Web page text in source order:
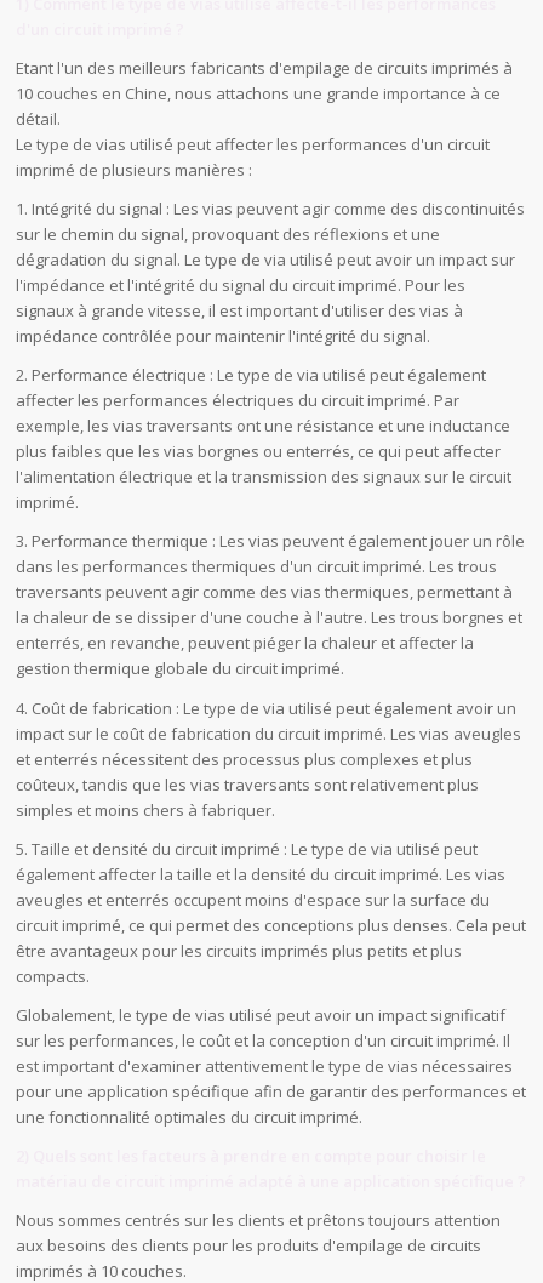
Etant l'un des meilleurs fabricants d'empilage de circuits imprimés à
10 couches en Chine, nous attachons une grande importance à ce
détail.
Le type de vias utilisé peut affecter les performances d'un circuit
imprimé de plusieurs manières :
1. Intégrité du signal : Les vias peuvent agir comme des discontinuités
sur le chemin du signal, provoquant des réflexions et une
dégradation du signal. Le type de via utilisé peut avoir un impact sur
l'impédance et l'intégrité du signal du circuit imprimé. Pour les
signaux à grande vitesse, il est important d'utiliser des vias à
impédance contrôlée pour maintenir l'intégrité du signal.
2. Performance électrique : Le type de via utilisé peut également
affecter les performances électriques du circuit imprimé. Par
exemple, les vias traversants ont une résistance et une inductance
plus faibles que les vias borgnes ou enterrés, ce qui peut affecter
l'alimentation électrique et la transmission des signaux sur le circuit
imprimé.
3. Performance thermique : Les vias peuvent également jouer un rôle
dans les performances thermiques d'un circuit imprimé. Les trous
traversants peuvent agir comme des vias thermiques, permettant à
la chaleur de se dissiper d'une couche à l'autre. Les trous borgnes et
enterrés, en revanche, peuvent piéger la chaleur et affecter la
gestion thermique globale du circuit imprimé.
4. Coût de fabrication : Le type de via utilisé peut également avoir un
impact sur le coût de fabrication du circuit imprimé. Les vias aveugles
et enterrés nécessitent des processus plus complexes et plus
coûteux, tandis que les vias traversants sont relativement plus
simples et moins chers à fabriquer.
5. Taille et densité du circuit imprimé : Le type de via utilisé peut
également affecter la taille et la densité du circuit imprimé. Les vias
aveugles et enterrés occupent moins d'espace sur la surface du
circuit imprimé, ce qui permet des conceptions plus denses. Cela peut
être avantageux pour les circuits imprimés plus petits et plus
compacts.
Globalement, le type de vias utilisé peut avoir un impact significatif
sur les performances, le coût et la conception d'un circuit imprimé. Il
est important d'examiner attentivement le type de vias nécessaires
pour une application spécifique afin de garantir des performances et
une fonctionnalité optimales du circuit imprimé.
Nous sommes centrés sur les clients et prêtons toujours attention
aux besoins des clients pour les produits d'empilage de circuits
imprimés à 10 couches.